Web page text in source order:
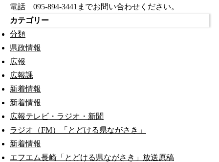
電話 095-894-3441までお問い合わせください。
カテゴリー
分類
県政情報
広報
広報課
新着情報
新着情報
広報テレビ・ラジオ・新聞
ラジオ（FM）「とどける県ながさき」
新着情報
エフエム長崎「とどける県ながさき」放送原稿